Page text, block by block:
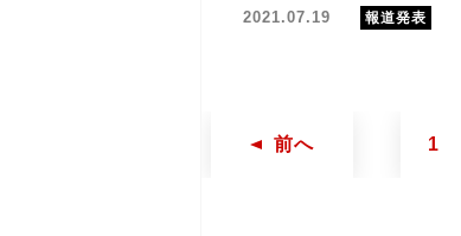
2021.07.19 報道発表
前へ 1